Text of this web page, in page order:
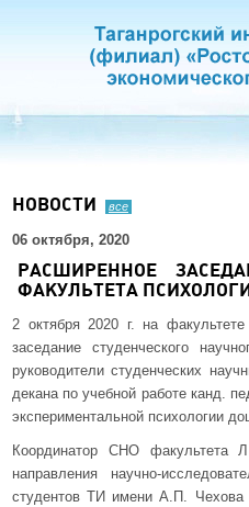
НОВОСТИ все
06 октября, 2020
РАСШИРЕННОЕ
ФАКУЛЬТЕТА
2 октября 2020 г. на
заседание студенческого
руководители студенческих
декана по учебной работе канд.
экспериментальной психологии
Координатор СНО факультета
направления научно-
студентов ТИ имени А.П. Чехова